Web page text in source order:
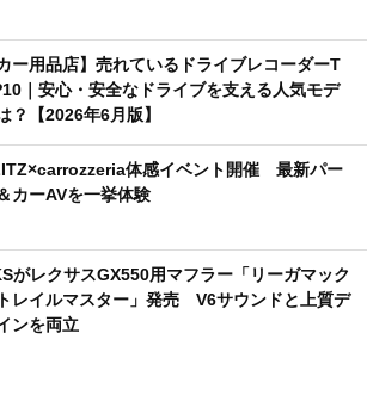
カー用品店】売れているドライブレコーダーT
｜安心・安全なドライブを支える人気モデ
？【2026年6月版】
体感イベント開催 最新パー
カーAVを一挙体験
がレクサスGX550用マフラー「リーガマック
レイルマスター」発売 V6サウンドと上質デ
ンを両立